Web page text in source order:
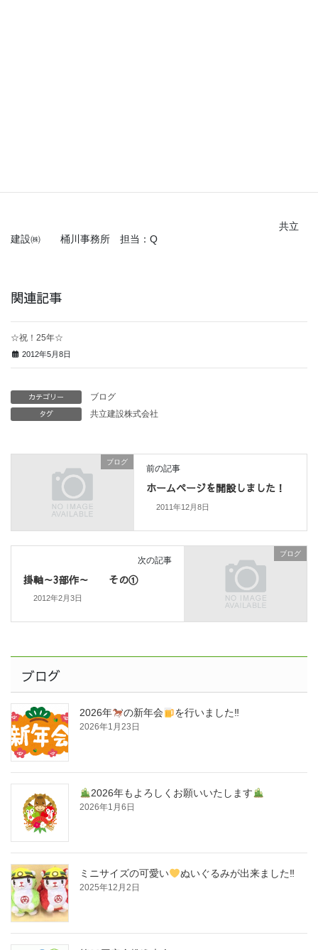
共立
建設㈱ 桶川事務所 担当：Q
関連記事
☆祝！25年☆
2012年5月8日
カテゴリー
ブログ
タグ
共立建設株式会社
ブログ
前の記事
ホームページを開設しました！
2011年12月8日
ブログ
次の記事
掛軸～3部作～ その①
2012年2月3日
ブログ
2026年 の新年会 を行いました‼
2026年1月23日
2026年もよろしくお願いいたします
2026年1月6日
ミニサイズの可愛い ぬいぐるみが出来ました‼
2025年12月2日